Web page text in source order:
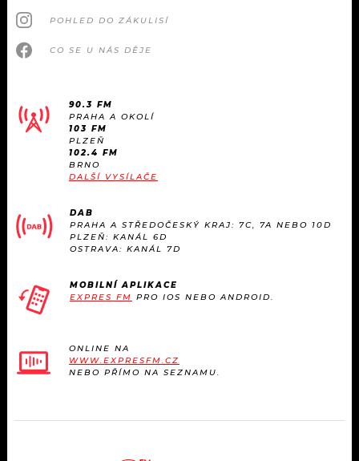
ROZHOVORY
KALENDÁŘ
TRENDY
MIX
RÁDIO
PROGRAM
PLAYLIST
POHLED DO ZÁKULISÍ
CO SE U NÁS DĚJE
90.3 FM
PRAHA A OKOLÍ
103 FM
PLZEŇ
102.4 FM
BRNO
DALŠÍ VYSÍLAČE
DAB
PRAHA A STŘEDOČESKÝ KRAJ: 7C, 7A NEBO 10D
PLZEŇ: KANÁL 6D
OSTRAVA: KANÁL 7D
MOBILNÍ APLIKACE
EXPRES FM PRO IOS NEBO ANDROID.
ONLINE NA
WWW.EXPRESFM.CZ
NEBO PŘÍMO NA SEZNAMU.